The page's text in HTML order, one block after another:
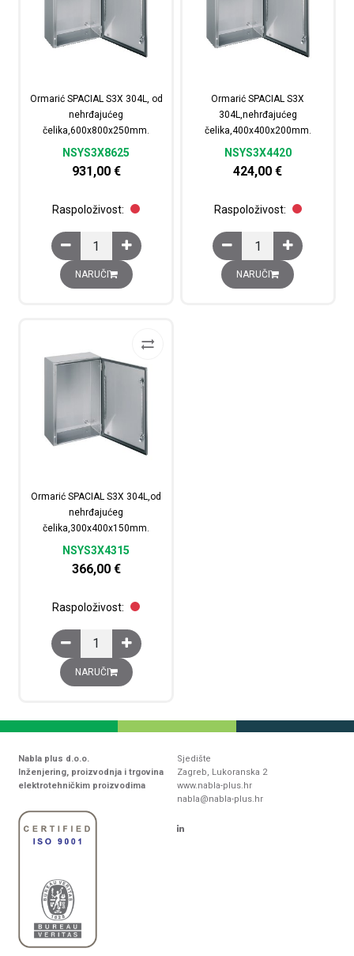
Ormarić SPACIAL S3X 304L, od
nehrđajućeg
čelika,600x800x250mm.
NSYS3X8625
931,00 €
Raspoloživost:
Ormarić SPACIAL S3X 304L, od nehrđajućeg
NARUČI
Ormarić SPACIAL S3X
304L,nehrđajućeg
čelika,400x400x200mm.
NSYS3X4420
424,00€
Raspoloživost:
Ormarić SPACIAL
NARUČI
Ormarić SPACIAL S3X 304L,od
nehrđajućeg
čelika,300x400x150mm.
NSYS3X4315
366,00 €
Raspoloživost:
Ormarić SPACIAL S3X 304L,od nehrđajućeg
NARUČI
Nabla plus d.o.o.
Inženjering, proizvodnja i trgovina
elektrotehničkim proizvodima
Sjedište
Zagreb, Lukoranska 2
www.nabla-plus.hr
nabla@nabla-plus.hr